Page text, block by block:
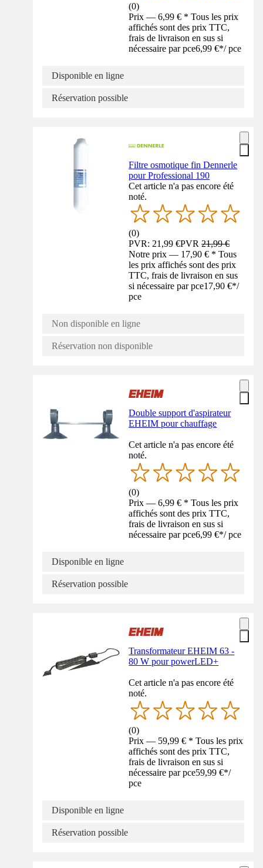
(0)
Prix — 6,99 € * Tous les prix
affichés sont des prix TTC,
frais de livraison en sus si
nécessaire par pce6,99 €*/ pce
Disponible en ligne
Réservation possible
Filtre osmotique fin Dennerle
pour Professional 190
Cet article n'a pas encore été
noté.
(0)
PVR: 21,99 €PVR21,99 €
Notre prix — 17,90 € * Tous
les prix affichés sont des prix
TTC, frais de livraison en sus
si nécessaire par pce17,90 €*/
pce
Non disponible en ligne
Réservation non disponible
Double support d'aspirateur
EHEIM pour chauffage
Cet article n'a pas encore été
noté.
(0)
Prix — 6,99 € * Tous les prix
affichés sont des prix TTC,
frais de livraison en sus si
nécessaire par pce6,99 €*/ pce
Disponible en ligne
Réservation possible
Transformateur EHEIM 63 -
80 W pour powerLED+
Cet article n'a pas encore été
noté.
(0)
Prix — 59,99 € * Tous les prix
affichés sont des prix TTC,
frais de livraison en sus si
nécessaire par pce59,99 €*/
pce
Disponible en ligne
Réservation possible